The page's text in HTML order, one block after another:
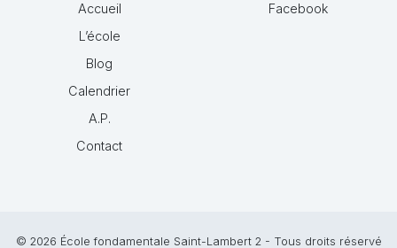
Accueil
L’école
Blog
Calendrier
A.P.
Contact
Facebook
© 2026 École fondamentale Saint-Lambert 2 - Tous droits réservé